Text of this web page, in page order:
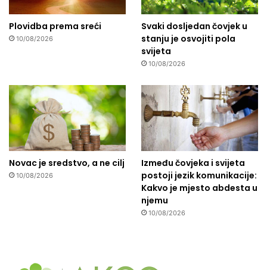
Plovidba prema sreći
10/08/2026
Svaki dosljedan čovjek u
stanju je osvojiti pola
svijeta
10/08/2026
Novac je sredstvo, a ne cilj
10/08/2026
Između čovjeka i svijeta
postoji jezik komunikacije:
Kakvo je mjesto abdesta u
njemu
10/08/2026